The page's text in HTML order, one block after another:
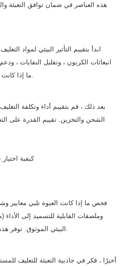
هذه العناصر في ضمان توافق التعبئة
ابدأ بتقييم التأثير البيئي لمواد
انبعاثات الكربون ، وتقليل النفايات ،
ما إذا كانت العبوة قابلة لإعادة التدوير أو سماد.
بعد ذلك ، قم بتقييم أداء وتكلفة
الشحن والتخزين. تقييم القدرة على
فحص ما إذا كانت العبوة تلبي معايير
البيئي الموثوق. توفر هذه الملصقات ضمانًا لاستدامة المواد.
أخيرًا ، فكر في جاذبية التعبئة للتغليف